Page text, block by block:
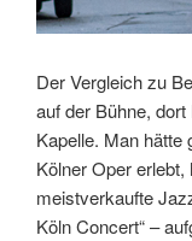
Der Vergleich zu
auf der Bühne,
Kapelle. Man hätte
Kölner Oper
meistverkaufte
Köln Concert“ –